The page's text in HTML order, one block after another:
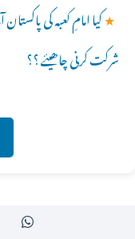
★کیا امامِ کعبہ کی
شرکت کرنی چاھیئے ؟؟